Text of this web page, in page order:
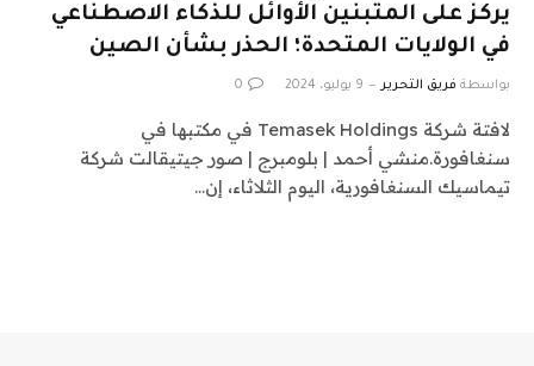
يركز على المتبنين الأوائل للذكاء الاصطناعي
في الولايات المتحدة؛ الحذر بشأن الصين
بواسطة فريق التحرير 9 يوليو، 2024 0
لافتة شركة Temasek Holdings في مكتبها في
سنغافورة.منشي أحمد | بلومبرج | صور جيتيقالت شركة
تيماسيك السنغافورية، اليوم الثلاثاء، إن…